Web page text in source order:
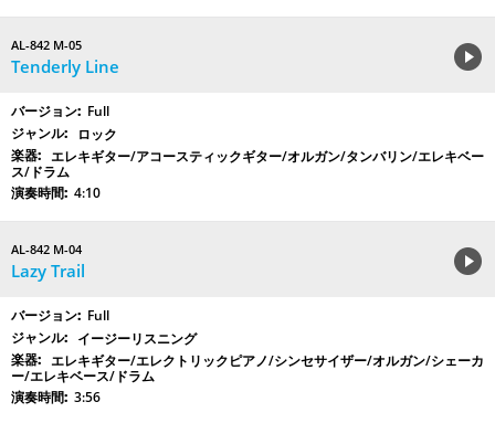
AL-842 M-05
Tenderly Line
Full
ロック
エレキギター/アコースティックギター/オルガン/タンバリン/エレキベー
ス/ドラム
4:10
AL-842 M-04
Lazy Trail
Full
イージーリスニング
エレキギター/エレクトリックピアノ/シンセサイザー/オルガン/シェーカ
ー/エレキベース/ドラム
3:56